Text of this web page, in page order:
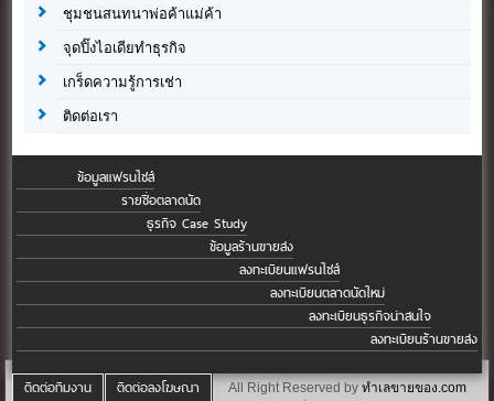
ชุมชนสนทนาพ่อค้าแม่ค้า
จุดปิ๊งไอเดียทำธุรกิจ
เกร็ดความรู้การเช่า
ติดต่อเรา
ข้อมูลแฟรนไชส์
รายชื่อตลาดนัด
ธุรกิจ Case Study
ข้อมูลร้านขายส่ง
ลงทะเบียนแฟรนไชส์
ลงทะเบียนตลาดนัดใหม่
ลงทะเบียนธุรกิจน่าสนใจ
ลงทะเบียนร้านขายส่ง
ติดต่อทีมงาน ติดต่อลงโฆษณา All Right Reserved by ทำเลขายของ.com